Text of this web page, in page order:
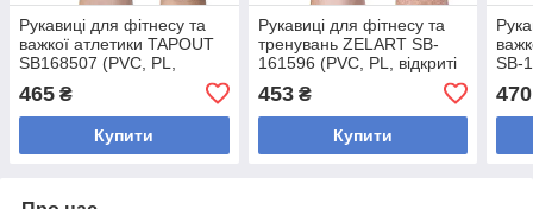
Рукавиці для фітнесу та
важкої атлетики TAPOUT
SB168507 (PVC, PL,
відкриті пальці, р-р M-XL,
чорний синій)
465 ₴
Купити
Рукавиці для фітнесу та
тренувань ZELART SB-
161596 (PVC, PL, відкриті
пальці, р-р S-XXL, чорний)
453₴
Купити
SB-
470